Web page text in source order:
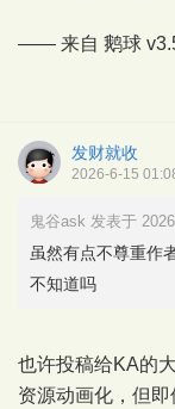
—— 来自 鹅球
发财就收
2026-6-15
鬼谷ask 发表于
虽然有点不尊重作
不知道吗
也许投稿给KA的
资源动画化，但